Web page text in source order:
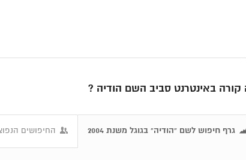
קורה באינטרנט סביב השם הודיה ?
גרף חיפוש לשם "הודיה" בגוגל משנת 2004 החיפושים